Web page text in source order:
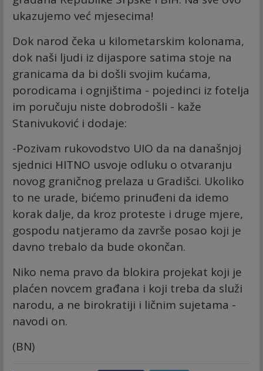
ukazujemo već mjesecima!
Dok narod čeka u kilometarskim kolonama,
dok naši ljudi iz dijaspore satima stoje na
granicama da bi došli svojim kućama,
porodicama i ognjištima - pojedinci iz fotelja
im poručuju niste dobrodošli - kaže
Stanivuković i dodaje:
-Pozivam rukovodstvo UIO da na današnjoj
sjednici HITNO usvoje odluku o otvaranju
novog graničnog prelaza u Gradišci. Ukoliko
to ne urade, bićemo prinuđeni da idemo
korak dalje, da kroz proteste i druge mjere,
gospodu natjeramo da završe posao koji je
davno trebalo da bude okončan.
Niko nema pravo da blokira projekat koji je
plaćen novcem građana i koji treba da služi
narodu, a ne birokratiji i ličnim sujetama -
navodi on.
(BN)